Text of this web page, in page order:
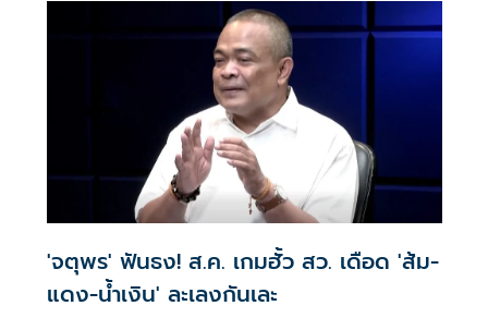
'จตุพร' ฟันธง! ส.ค. เกมฮั้ว สว. เดือด 'ส้ม-
แดง-น้ำเงิน' ละเลงกันเละ